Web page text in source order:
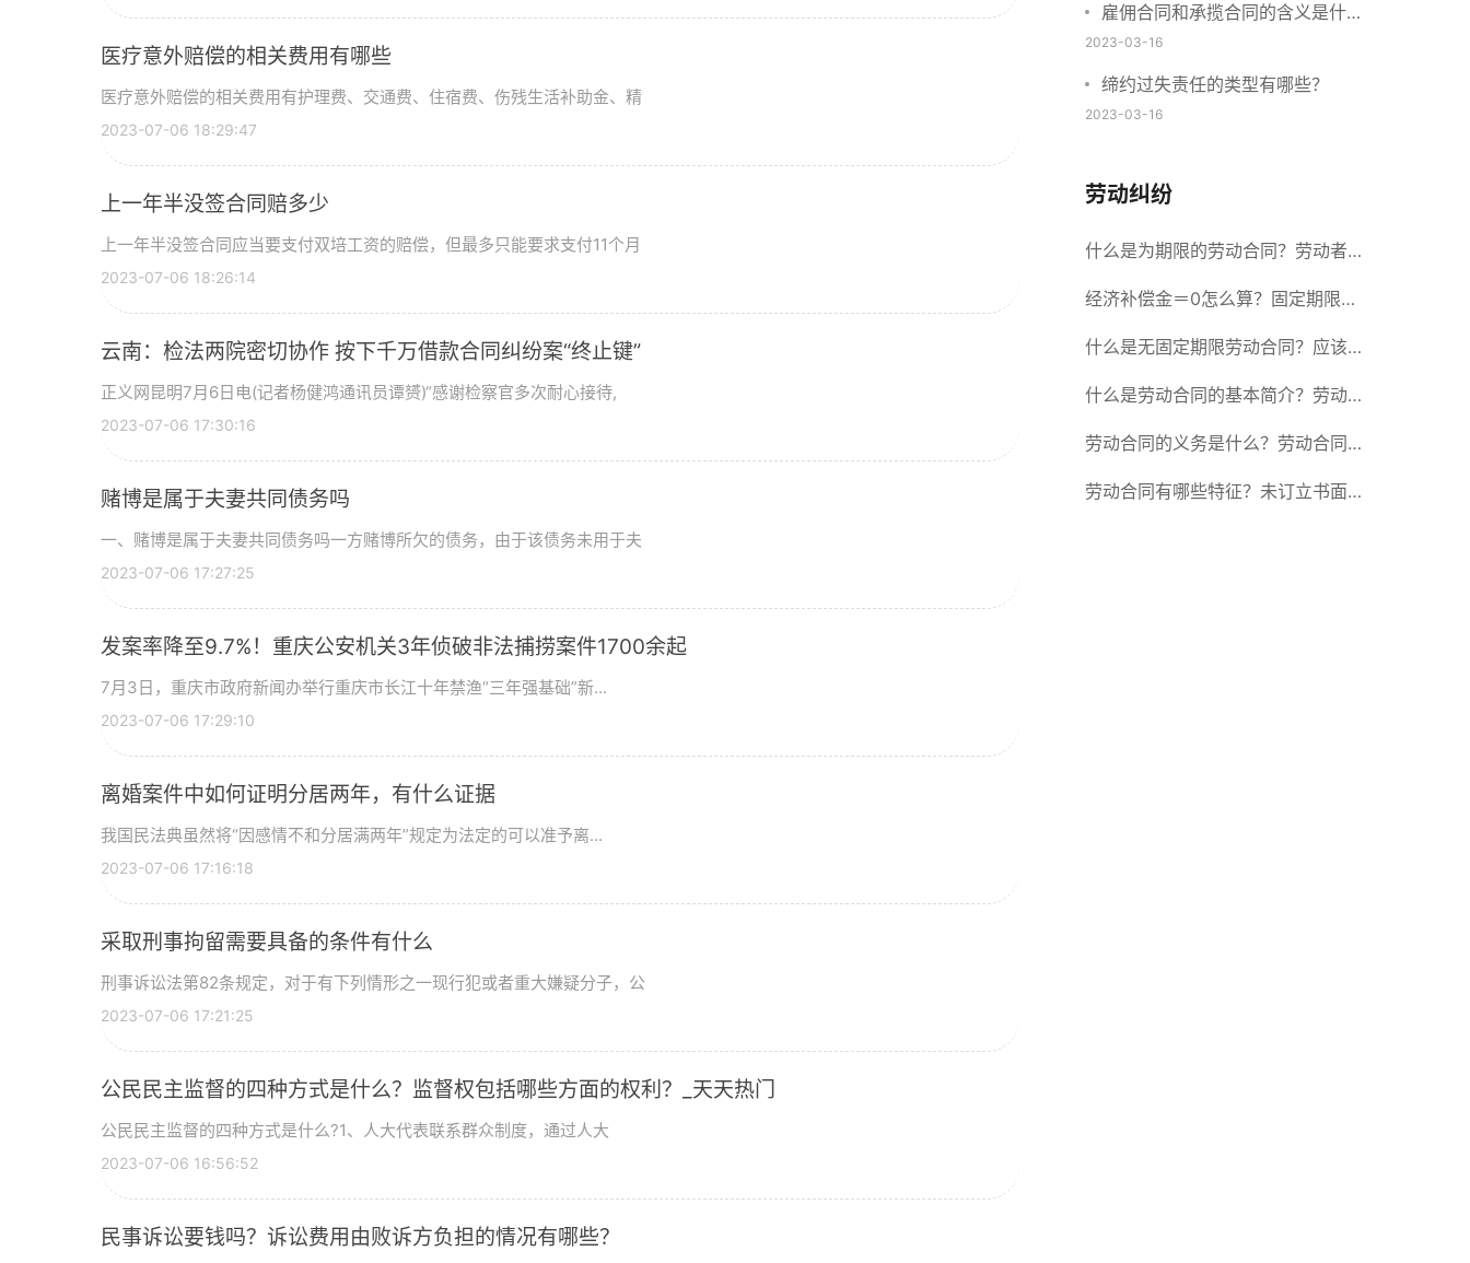
医疗意外赔偿的相关费用有哪些
医疗意外赔偿的相关费用有护理费、交通费、住宿费、伤残生活补助金、精
2023-07-06 18:29:47
上一年半没签合同赔多少
上一年半没签合同应当要支付双培工资的赔偿，但最多只能要求支付11个月
2023-07-06 18:26:14
云南：检法两院密切协作 按下千万借款合同纠纷案“终止键”
正义网昆明7月6日电(记者杨健鸿通讯员谭赟)“感谢检察官多次耐心接待,
2023-07-06 17:30:16
赌博是属于夫妻共同债务吗
一、赌博是属于夫妻共同债务吗一方赌博所欠的债务，由于该债务未用于夫
2023-07-06 17:27:25
发案率降至9.7%！重庆公安机关3年侦破非法捕捞案件1700余起
7月3日，重庆市政府新闻办举行重庆市长江十年禁渔“三年强基础”新...
2023-07-06 17:29:10
离婚案件中如何证明分居两年，有什么证据
我国民法典虽然将“因感情不和分居满两年”规定为法定的可以准予离...
2023-07-06 17:16:18
采取刑事拘留需要具备的条件有什么
刑事诉讼法第82条规定，对于有下列情形之一现行犯或者重大嫌疑分子，公
2023-07-06 17:21:25
公民民主监督的四种方式是什么？监督权包括哪些方面的权利？_天天热门
公民民主监督的四种方式是什么?1、人大代表联系群众制度，通过人大
2023-07-06 16:56:52
民事诉讼要钱吗？诉讼费用由败诉方负担的情况有哪些？
雇佣合同和承揽合同的含义是什
么？怎么区分雇佣合同和承揽合
同？
2023-03-16
缔约过失责任的类型有哪些？
2023-03-16
劳动纠纷
什么是为期限的劳动合同？劳动者解
除合同的15种情形
经济补偿金＝0怎么算？固定期限劳
动合同又称什么？
什么是无固定期限劳动合同？应该怎
么解除或终止劳动合同？
什么是劳动合同的基本简介？劳动合
同的形式
劳动合同的义务是什么？劳动合同应
具备哪些条款？
劳动合同有哪些特征？未订立书面劳